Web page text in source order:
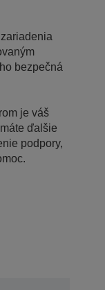
bezpečná
je váš
ďalšie
podpory,